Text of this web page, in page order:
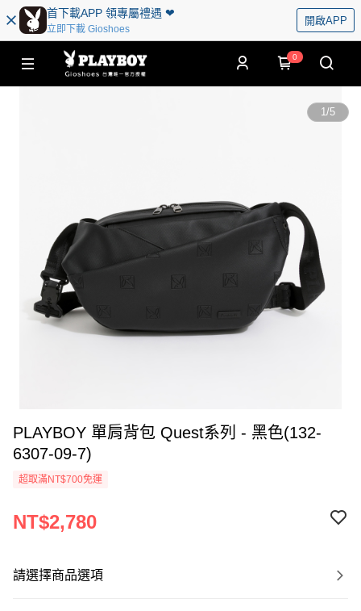
首下載APP 領專屬禮遇 ❤︎
立即下載 Gioshoes
開啟APP
0
1/5
PLAYBOY 單肩背包 Quest系列 - 黑色(132-
6307-09-7)
超取滿NT$700免運
NT$2,780
請選擇商品選項